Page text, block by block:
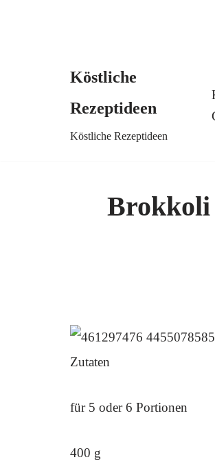
Köstliche
Rezeptideen
Köstliche Rezeptideen
Brokkoli
Zutaten
für 5 oder 6 Portionen
400 g